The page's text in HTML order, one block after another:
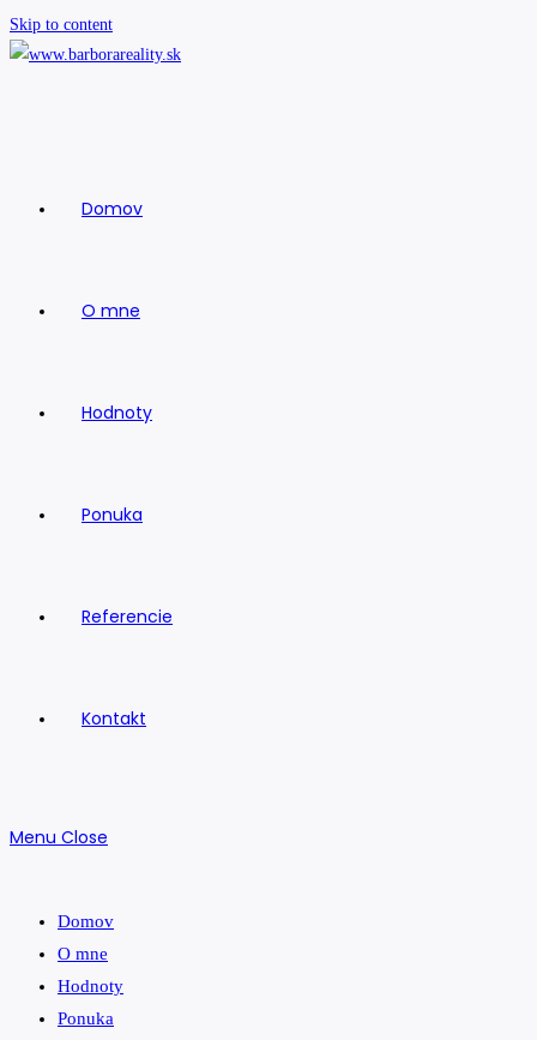
Skip to content
Domov
O mne
Hodnoty
Ponuka
Referencie
Kontakt
Menu Close
Domov
O mne
Hodnoty
Ponuka